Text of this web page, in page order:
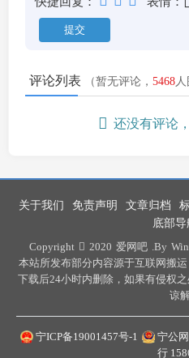
评论列表 （暂无评论， 5468人
还没有评论
关于我们 免责声明 文章归档
底部导
Copyright
2020 爱网吧 .By
本站所发布部分内容源于互联网搬
下载后24小时内删除，如果有侵权
谅
宁ICP备19001457号-1 宁公
行